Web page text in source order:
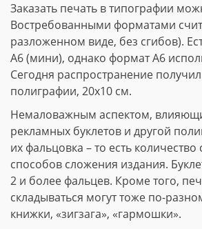
Заказать печать в типографии
Востребованными форматами
разложенном виде, без сгибов).
А6 (мини), однако формат А6
Сегодня распространение
полиграфии, 20х10 см.
Немаловажным аспектом,
рекламных буклетов и другой
их фальцовка – то есть количество
способов сложения издания.
2 и более фальцев. Кроме того,
складываться могут тоже по-
книжки, «зигзага», «гармошки».